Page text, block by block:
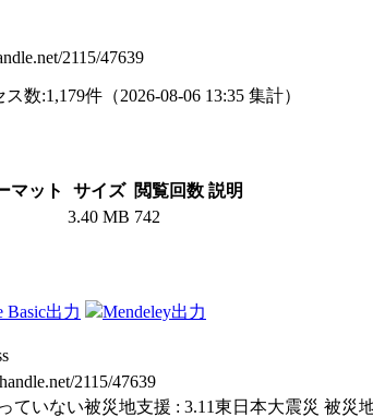
2115/47639
ス数:1,179件 （2026-08-06 13:35 集計）
マット サイズ 閲覧回数 説明
3.40 MB 742
Basic出力 Mendeley出力
2115/47639
ていない被災地支援 : 3.11東日本大震災 被災